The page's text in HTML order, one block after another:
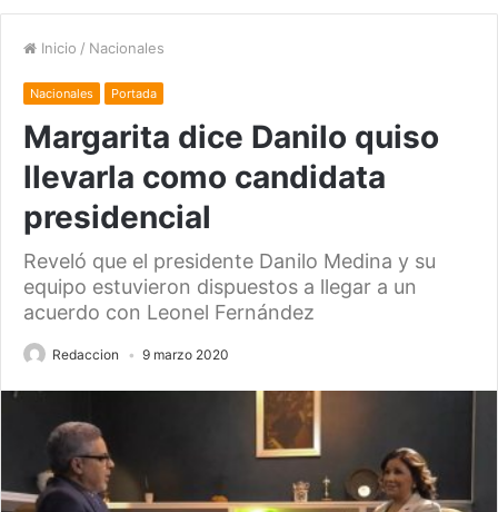
Inicio / Nacionales
Nacionales Portada
Margarita dice Danilo quiso
llevarla como candidata
presidencial
Reveló que el presidente Danilo Medina y su
equipo estuvieron dispuestos a llegar a un
acuerdo con Leonel Fernández
Redaccion 9 marzo 2020